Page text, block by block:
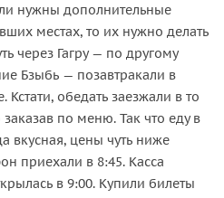
нужны дополнительные
местах, то их нужно делать
через Гагру — по другому
Бзыбь — позавтракали в
обедать заезжали в то
по меню. Так что еду в
вкусная, цены чуть ниже
приехали в 8:45. Касса
в 9:00. Купили билеты